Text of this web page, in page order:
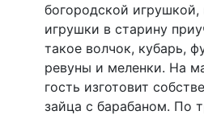
богородской игрушкой,
игрушки в старину
такое волчок, кубарь,
ревуны и меленки. На
гость изготовит
зайца с барабаном. По